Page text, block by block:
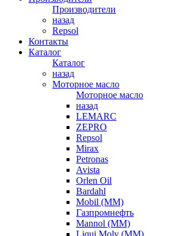
Производители
назад
Repsol
Контакты
Каталог
Каталог
назад
Моторное масло
Моторное масло
назад
LEMARC
ZEPRO
Repsol
Mirax
Petronas
Avista
Orlen Oil
Bardahl
Mobil (ММ)
Газпромнефть
Mannol (ММ)
Liqui Moly (ММ)